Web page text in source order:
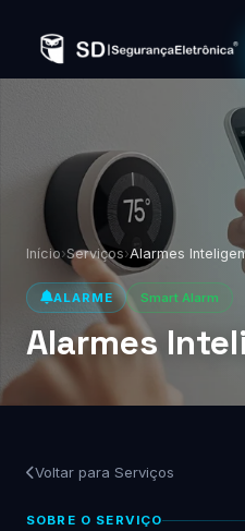
Início›Serviços›Alarmes
ALARME Smart Alarm
Alarmes
Voltar para Serviços
SOBRE O SERVIÇO